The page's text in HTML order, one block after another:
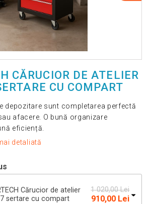
CĂRUCIOR DE ATELIER
CU COMPART
depozitare sunt completarea perfectă
afacere. O bună organizare
eficiență.
detaliată
Cărucior de atelier
sertare cu compart
1 020,00 Lei
910,00 Lei